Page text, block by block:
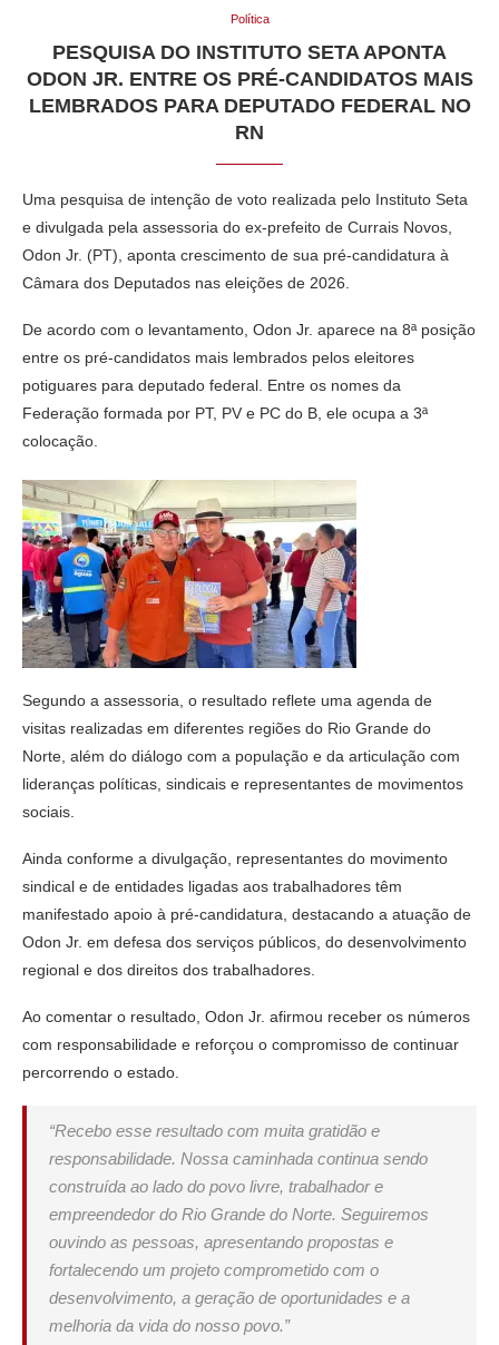
Política
PESQUISA DO INSTITUTO SETA APONTA
ODON JR. ENTRE OS PRÉ-CANDIDATOS MAIS
LEMBRADOS PARA DEPUTADO FEDERAL NO
RN
Uma pesquisa de intenção de voto realizada pelo Instituto Seta
e divulgada pela assessoria do ex-prefeito de Currais Novos,
Odon Jr. (PT), aponta crescimento de sua pré-candidatura à
Câmara dos Deputados nas eleições de 2026.
De acordo com o levantamento, Odon Jr. aparece na 8ª posição
entre os pré-candidatos mais lembrados pelos eleitores
potiguares para deputado federal. Entre os nomes da
Federação formada por PT, PV e PC do B, ele ocupa a 3ª
colocação.
Segundo a assessoria, o resultado reflete uma agenda de
visitas realizadas em diferentes regiões do Rio Grande do
Norte, além do diálogo com a população e da articulação com
lideranças políticas, sindicais e representantes de movimentos
sociais.
Ainda conforme a divulgação, representantes do movimento
sindical e de entidades ligadas aos trabalhadores têm
manifestado apoio à pré-candidatura, destacando a atuação de
Odon Jr. em defesa dos serviços públicos, do desenvolvimento
regional e dos direitos dos trabalhadores.
Ao comentar o resultado, Odon Jr. afirmou receber os números
com responsabilidade e reforçou o compromisso de continuar
percorrendo o estado.
“Recebo esse resultado com muita gratidão e
responsabilidade. Nossa caminhada continua sendo
construída ao lado do povo livre, trabalhador e
empreendedor do Rio Grande do Norte. Seguiremos
ouvindo as pessoas, apresentando propostas e
fortalecendo um projeto comprometido com o
desenvolvimento, a geração de oportunidades e a
melhoria da vida do nosso povo.”